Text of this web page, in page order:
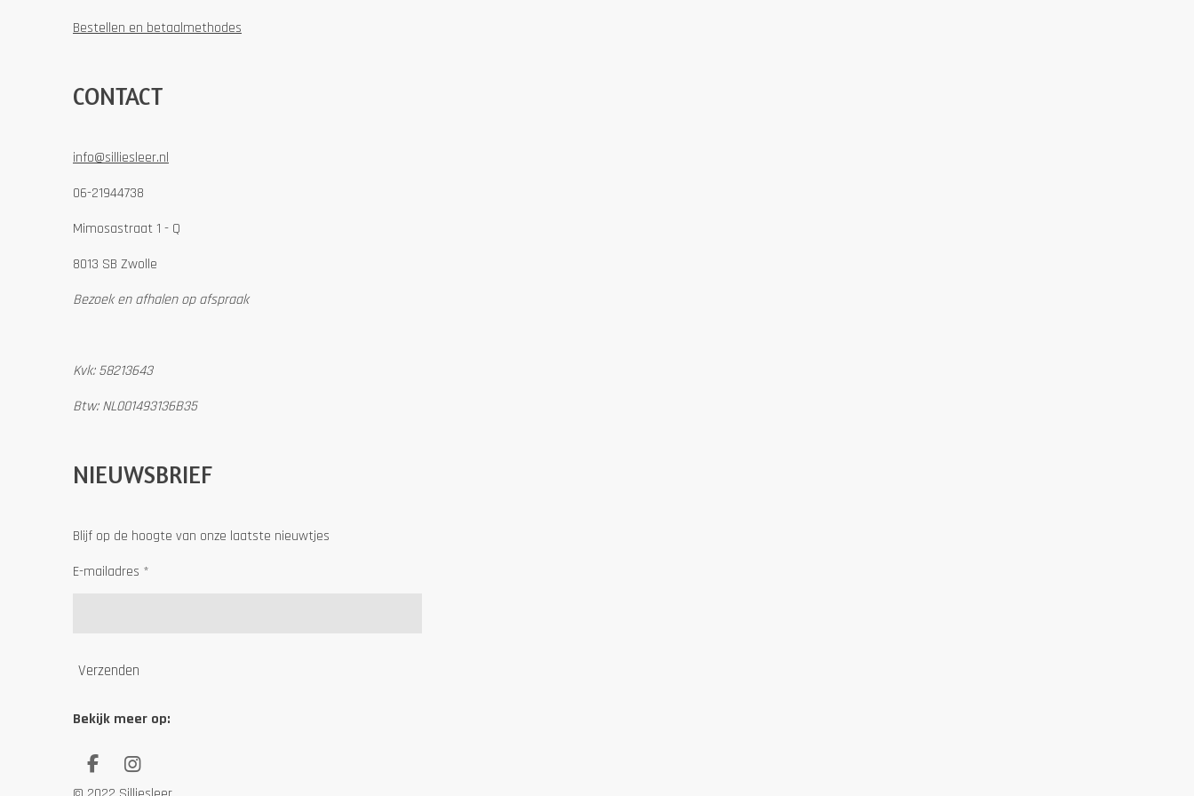
Bestellen en betaalmethodes
CONTACT
info@silliesleer.nl
06-21944738
Mimosastraat 1 - Q
8013 SB Zwolle
Bezoek en afhalen op afspraak
Kvk: 58213643
Btw: NL001493136B35
NIEUWSBRIEF
Blijf op de hoogte van onze laatste nieuwtjes
E-mailadres *
Verzenden
Bekijk meer op:
F
a
I
n